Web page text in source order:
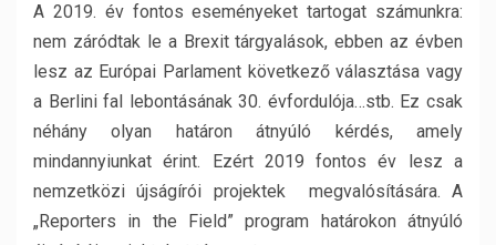
A 2019. év fontos eseményeket tartogat számunkra:
nem záródtak le a Brexit tárgyalások, ebben az évben
lesz az Európai Parlament következő választása vagy
a Berlini fal lebontásának 30. évfordulója…stb. Ez csak
néhány olyan határon átnyúló kérdés, amely
mindannyiunkat érint. Ezért 2019 fontos év lesz a
nemzetközi újságírói projektek megvalósítására. A
„Reporters in the Field” program határokon átnyúló